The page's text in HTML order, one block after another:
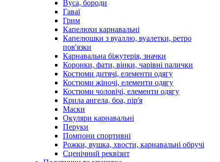
Вуса, бороди
Гаваї
Грим
Капелюхи карнавальні
Капелюшки з вуаллю, вуалетки, ретро
пов'язки
Карнавальна біжутерія, значки
Коронки, фати, вінки, чарівні палички
Костюми дитячі, елементи одягу
Костюми жіночі, елементи одягу
Костюми чоловічі, елементи одягу
Крила ангела, боа, пір'я
Маски
Окуляри карнавальні
Перуки
Помпони спортивні
Рожки, вушка, хвости, карнавальні обручі
Сценічний реквізит